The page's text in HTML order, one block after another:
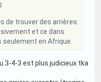
de trouver des arrières
et ce dans
en Afrique.
3-4-3 est plus judicieux tka